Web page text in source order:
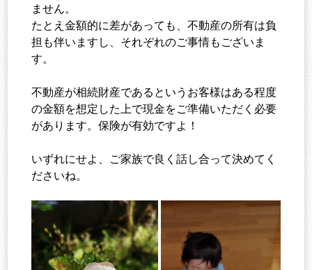
ません。
たとえ金額的に差があっても、不動産の所有は負
担も伴いますし、それぞれのご事情もございま
す。
不動産が相続財産であるというお客様はある程度
の金額を想定した上で現金をご準備いただく必要
があります。保険が有効ですよ！
いずれにせよ、ご家族で良く話し合って決めてく
ださいね。